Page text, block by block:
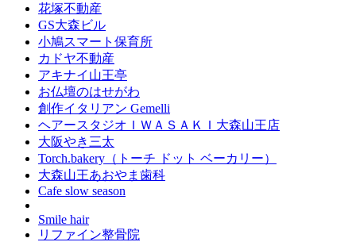
花塚不動産
GS大森ビル
小鳩スマート保育所
カドヤ不動産
アキナイ山王亭
お仏壇のはせがわ
創作イタリアン Gemelli
ヘアースタジオＩＷＡＳＡＫＩ大森山王店
大阪やき三太
Torch.bakery（トーチ ドット ベーカリー）
大森山王あおやま歯科
Cafe slow season
Smile hair
リファイン整骨院